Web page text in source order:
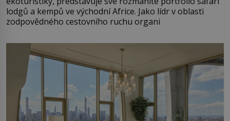
lodgů a kempů ve východní Africe. Jako lídr v oblasti
zodpovědného cestovního ruchu organi